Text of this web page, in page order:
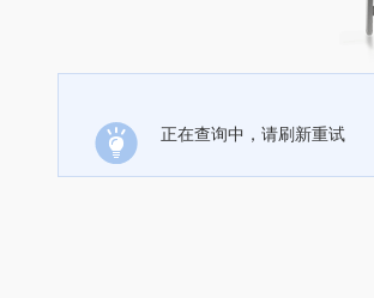
正在查询中，请刷新重试